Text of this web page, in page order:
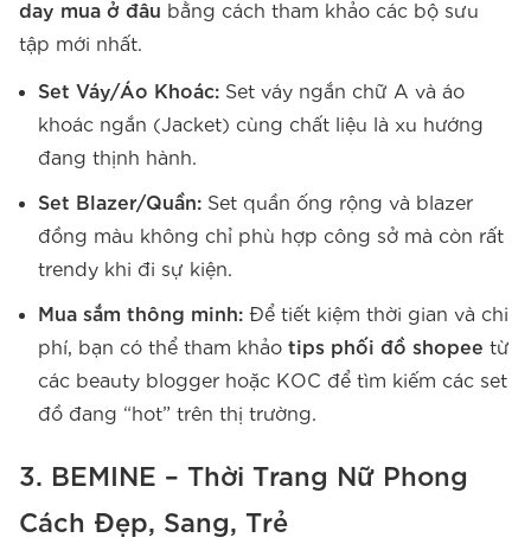
day mua ở đâu bằng cách tham khảo các bộ sưu
tập mới nhất.
Set Váy/Áo Khoác: Set váy ngắn chữ A và áo
khoác ngắn (Jacket) cùng chất liệu là xu hướng
đang thịnh hành.
Set Blazer/Quần: Set quần ống rộng và blazer
đồng màu không chỉ phù hợp công sở mà còn rất
trendy khi đi sự kiện.
Mua sắm thông minh: Để tiết kiệm thời gian và chi
phí, bạn có thể tham khảo tips phối đồ shopee từ
các beauty blogger hoặc KOC để tìm kiếm các set
đồ đang “hot” trên thị trường.
3. BEMINE – Thời Trang Nữ Phong
Cách Đẹp, Sang, Trẻ